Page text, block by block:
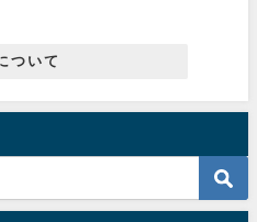
ついて